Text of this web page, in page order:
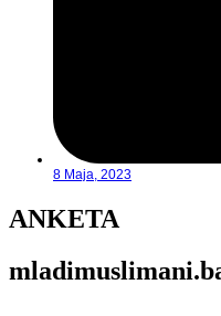
8 Maja, 2023
ANKETA